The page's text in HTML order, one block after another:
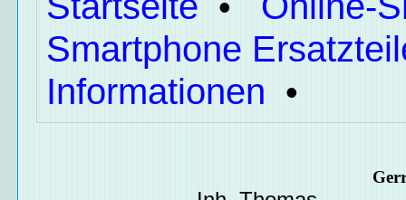
Smartphone
Informationen •